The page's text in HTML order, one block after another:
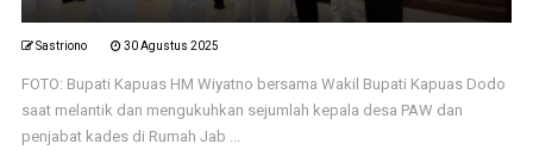
Sastriono 30 Agustus 2025
FOTO: Bupati Kapuas HM Wiyatno bersama Wakil Bupati Kapuas Dodo
saat melantik dan mengukuhkan sejumlah kepala desa PAW dan
penjabat kades di Rumah Jab ...